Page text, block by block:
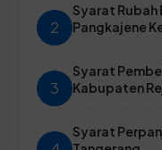
2
Syarat Rubah
Pangkajene
3
Syarat
Kabupaten
Syarat